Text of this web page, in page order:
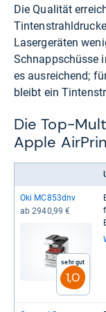
Die Qualität
Lasergeräten
Schnappschüsse
es ausreichend;
bleibt ein
Die Top-
Apple
Oki MC853dnv
ab 2940,99 €
Sehr gut
1,0